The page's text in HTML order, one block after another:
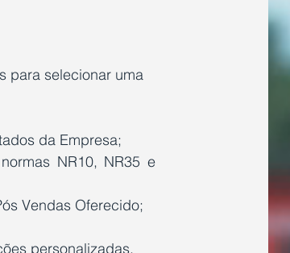
para selecionar uma
da Empresa;
NR10, NR35 e
Vendas Oferecido;
personalizadas.